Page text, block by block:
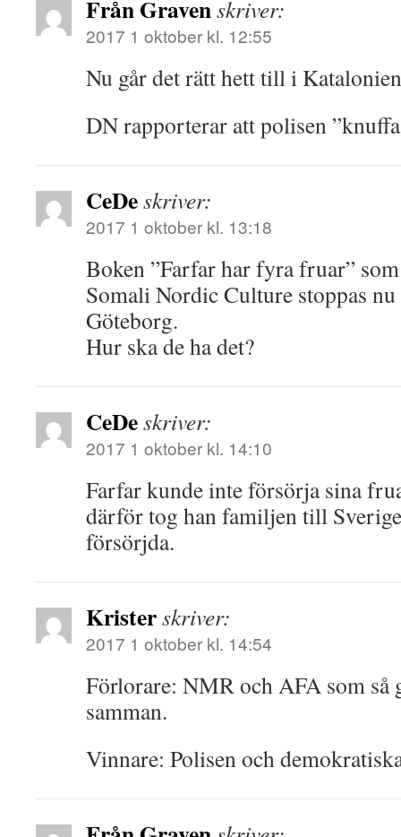
Från Gravenskriver:
2017 1 oktober kl. 12:55
Nu går det rätt hett till i
DN rapporterar att polisen
CeDeskriver:
2017 1 oktober kl. 13:18
Boken ”Farfar har fyra fruar”
Somali Nordic Culture stoppas
Göteborg.
Hur ska de ha det?
CeDeskriver:
2017 1 oktober kl. 14:10
Farfar kunde inte försörja sina
därför tog han familjen till
försörjda.
Kristerskriver:
2017 1 oktober kl. 14:54
Förlorare: NMR och AFA som så
samman.
Vinnare: Polisen och